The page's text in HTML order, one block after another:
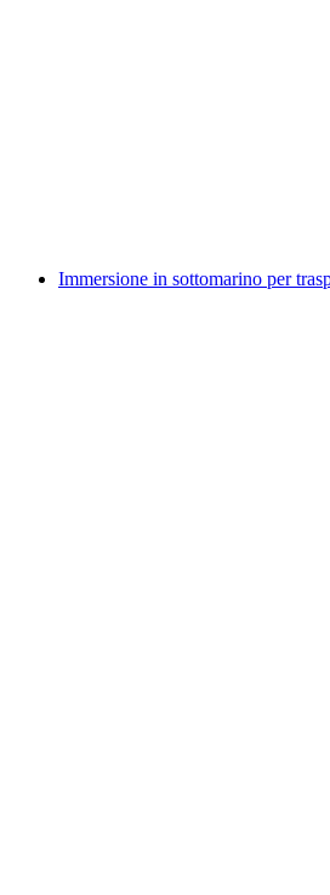
Immersione in sottomarino per